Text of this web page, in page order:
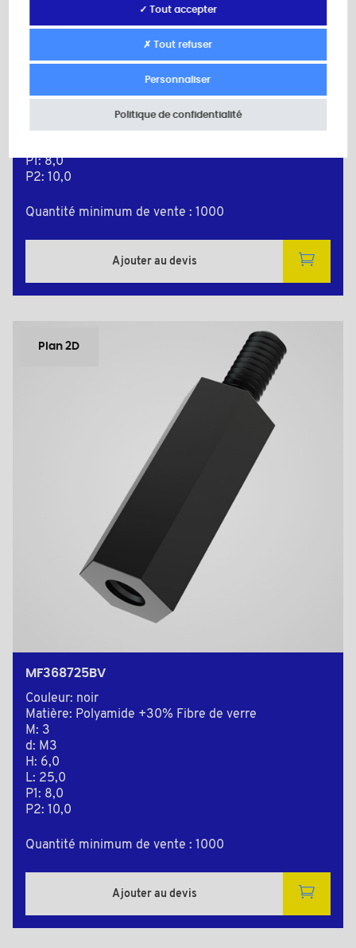
Couleur: noir
Matière: Polyamide +30% Fibre de verre
M: 3
H: 6,0
P1: 8,0
P2: 10,0
Quantité minimum de vente : 1000
Ajouter au devis
Plan 2D
MF368725BV
Couleur: noir
Matière: Polyamide +30% Fibre de verre
M: 3
d: M3
H: 6,0
L: 25,0
P1: 8,0
P2: 10,0
Quantité minimum de vente : 1000
Ajouter au devis
✓ Tout accepter
✗ Tout refuser
Personnaliser
Politique de confidentialité